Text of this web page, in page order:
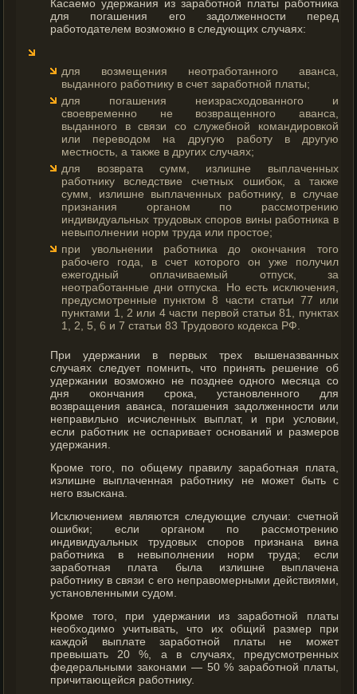
Касаемо удержания из заработной платы работника
для погашения его задолженности перед
работодателем возможно в следующих случаях:
для возмещения неотработанного аванса,
выданного работнику в счет заработной платы;
для погашения неизрасходованного и
своевременно не возвращенного аванса,
выданного в связи со служебной командировкой
или переводом на другую работу в другую
местность, а также в других случаях;
для возврата сумм, излишне выплаченных
работнику вследствие счетных ошибок, а также
сумм, излишне выплаченных работнику, в случае
признания органом по рассмотрению
индивидуальных трудовых споров вины работника в
невыполнении норм труда или простое;
при увольнении работника до окончания того
рабочего года, в счет которого он уже получил
ежегодный оплачиваемый отпуск, за
неотработанные дни отпуска. Но есть исключения,
предусмотренные пунктом 8 части статьи 77 или
пунктами 1, 2 или 4 части первой статьи 81, пунктах
1, 2, 5, 6 и 7 статьи 83 Трудового кодекса РФ.
При удержании в первых трех вышеназванных
случаях следует помнить, что принять решение об
удержании возможно не позднее одного месяца со
дня окончания срока, установленного для
возвращения аванса, погашения задолженности или
неправильно исчисленных выплат, и при условии,
если работник не оспаривает оснований и размеров
удержания.
Кроме того, по общему правилу заработная плата,
излишне выплаченная работнику не может быть с
него взыскана.
Исключением являются следующие случаи: счетной
ошибки; если органом по рассмотрению
индивидуальных трудовых споров признана вина
работника в невыполнении норм труда; если
заработная плата была излишне выплачена
работнику в связи с его неправомерными действиями,
установленными судом.
Кроме того, при удержании из заработной платы
необходимо учитывать, что их общий размер при
каждой выплате заработной платы не может
превышать 20 %, а в случаях, предусмотренных
федеральными законами — 50 % заработной платы,
причитающейся работнику.